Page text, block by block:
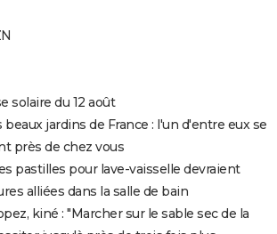
solaire du 12 août
beaux jardins de France : l'un d'entre eux se
près de chez vous
pastilles pour lave-vaisselle devraient
alliées dans la salle de bain
kiné : "Marcher sur le sable sec de la